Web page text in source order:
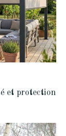
et protection